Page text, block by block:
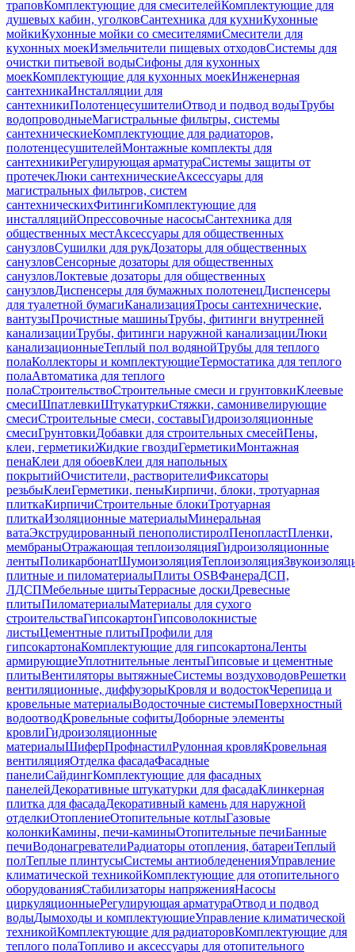
траповКомплектующие для смесителейКомплектующие для
душевых кабин, уголковСантехника для кухниКухонные
мойкиКухонные мойки со смесителямиСмесители для
кухонных моекИзмельчители пищевых отходовСистемы для
очистки питьевой водыСифоны для кухонных
моекКомплектующие для кухонных моекИнженерная
сантехникаИнсталляции для
сантехникиПолотенцесушителиОтвод и подвод водыТрубы
водопроводныеМагистральные фильтры, системы
сантехническиеКомплектующие для радиаторов,
полотенцесушителейМонтажные комплекты для
сантехникиРегулирующая арматураСистемы защиты от
протечекЛюки сантехническиеАксессуары для
магистральных фильтров, систем
сантехническихФитингиКомплектующие для
инсталляцийОпрессовочные насосыСантехника для
общественных местАксессуары для общественных
санузловСушилки для рукДозаторы для общественных
санузловСенсорные дозаторы для общественных
санузловЛоктевые дозаторы для общественных
санузловДиспенсеры для бумажных полотенецДиспенсеры
для туалетной бумагиКанализацияТросы сантехнические,
вантузыПрочистные машиныТрубы, фитинги внутренней
канализацииТрубы, фитинги наружной канализацииЛюки
канализационныеТеплый пол водянойТрубы для теплого
полаКоллекторы и комплектующиеТермостатика для теплого
полаАвтоматика для теплого
полаСтроительствоСтроительные смеси и грунтовкиКлеевые
смесиШпатлевкиШтукатуркиСтяжки, самонивелирующие
смесиСтроительные смеси, составыГидроизоляционные
смесиГрунтовкиДобавки для строительных смесейПены,
клеи, герметикиЖидкие гвоздиГерметикиМонтажная
пенаКлеи для обоевКлеи для напольных
покрытийОчистители, растворителиФиксаторы
резьбыКлеиГерметики, пеныКирпичи, блоки, тротуарная
плиткаКирпичиСтроительные блокиТротуарная
плиткаИзоляционные материалыМинеральная
ватаЭкструдированный пенополистиролПенопластПленки,
мембраныОтражающая теплоизоляцияГидроизоляционные
лентыПоликарбонатШумоизоляцияТеплоизоляция
плитные и пиломатериалыПлиты OSBФанераДСП,
ЛДСПМебельные щитыТеррасные доскиДревесные
плитыПиломатериалыМатериалы для сухого
строительстваГипсокартонГипсоволокнистые
листыЦементные плитыПрофили для
гипсокартонаКомплектующие для гипсокартонаЛенты
армирующиеУплотнительные лентыГипсовые и цементные
плитыВентиляторы вытяжныеСистемы воздуховодовРешетки
вентиляционные, диффузорыКровля и водостокЧерепица и
кровельные материалыВодосточные системыПоверхностный
водоотводКровельные софитыДоборные элементы
кровлиГидроизоляционные
материалыШиферПрофнастилРулонная кровляКровельная
вентиляцияОтделка фасадаФасадные
панелиСайдингКомплектующие для фасадных
панелейДекоративные штукатурки для фасадаКлинкерная
плитка для фасадаДекоративный камень для наружной
отделкиОтоплениеОтопительные котлыГазовые
колонкиКамины, печи-каминыОтопительные печиБанные
печиВодонагревателиРадиаторы отопления, батареиТеплый
полТеплые плинтусыСистемы антиобледененияУправление
климатической техникойКомплектующие для отопительного
оборудованияСтабилизаторы напряженияНасосы
циркуляционныеРегулирующая арматураОтвод и подвод
водыДымоходы и комплектующиеУправление климатической
техникойКомплектующие для радиаторовКомплектующие для
теплого полаТопливо и аксессуары для отопительного